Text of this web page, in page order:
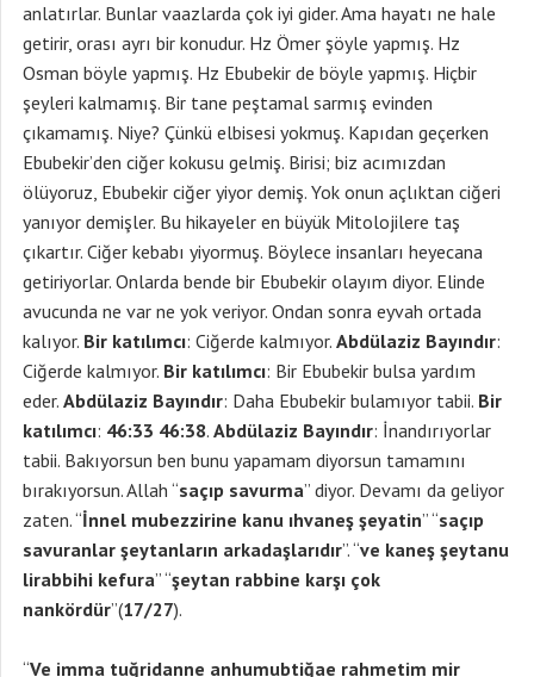
anlatırlar. Bunlar vaazlarda çok iyi gider. Ama hayatı ne hale
getirir, orası ayrı bir konudur. Hz Ömer şöyle yapmış. Hz
Osman böyle yapmış. Hz Ebubekir de böyle yapmış. Hiçbir
şeyleri kalmamış. Bir tane peştamal sarmış evinden
çıkamamış. Niye? Çünkü elbisesi yokmuş. Kapıdan geçerken
Ebubekir’den ciğer kokusu gelmiş. Birisi; biz acımızdan
ölüyoruz, Ebubekir ciğer yiyor demiş. Yok onun açlıktan ciğeri
yanıyor demişler. Bu hikayeler en büyük Mitolojilere taş
çıkartır. Ciğer kebabı yiyormuş. Böylece insanları heyecana
getiriyorlar. Onlarda bende bir Ebubekir olayım diyor. Elinde
avucunda ne var ne yok veriyor. Ondan sonra eyvah ortada
kalıyor. Bir katılımcı: Ciğerde kalmıyor. Abdülaziz Bayındır:
Ciğerde kalmıyor. Bir katılımcı: Bir Ebubekir bulsa yardım
eder. Abdülaziz Bayındır: Daha Ebubekir bulamıyor tabii. Bir
katılımcı: 46:33 46:38. Abdülaziz Bayındır: İnandırıyorlar
tabii. Bakıyorsun ben bunu yapamam diyorsun tamamını
bırakıyorsun. Allah “saçıp savurma” diyor. Devamı da geliyor
zaten. “İnnel mubezzirine kanu ıhvaneş şeyatin” “saçıp
savuranlar şeytanların arkadaşlarıdır”. “ve kaneş şeytanu
lirabbihi kefura” “şeytan rabbine karşı çok
nankördür”(17/27).
“Ve imma tuğridanne anhumubtiğae rahmetim mir